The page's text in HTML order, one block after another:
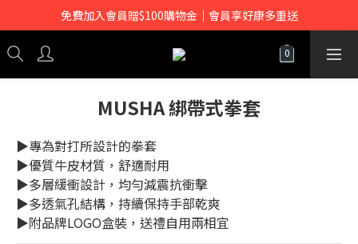
免費加入會員贈$100購物金｜會員享好康多重送
MUSHA 綁帶式拳套
▶專為對打所設計的拳套
▶優質牛皮材質，舒適耐用
▶多層緩衝設計，均勻減震抗衝擊
▶多透氣孔結構，持續保持手部乾爽
▶附品牌LOGO盒裝，送禮自用兩相宜